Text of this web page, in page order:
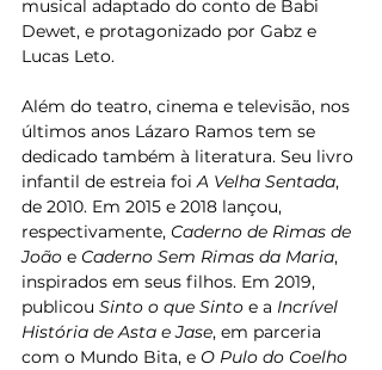
musical adaptado do conto de Babi
Dewet, e protagonizado por Gabz e
Lucas Leto.
Além do teatro, cinema e televisão, nos
últimos anos Lázaro Ramos tem se
dedicado também à literatura. Seu livro
infantil de estreia foi A Velha Sentada,
de 2010. Em 2015 e 2018 lançou,
respectivamente, Caderno de Rimas de
João e Caderno Sem Rimas da Maria,
inspirados em seus filhos. Em 2019,
publicou Sinto o que Sinto e a Incrível
História de Asta e Jase, em parceria
com o Mundo Bita, e O Pulo do Coelho